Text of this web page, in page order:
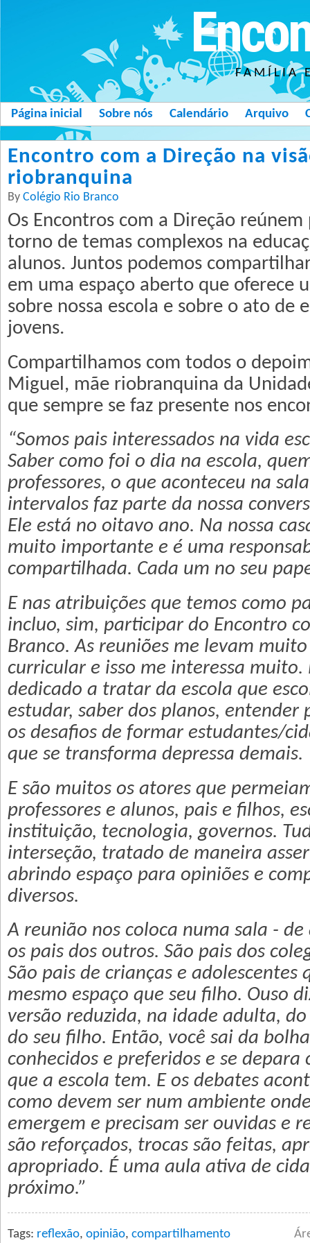
FAMÍLIA
Página inicial Sobre nós Calendário Arquivo
Encontro com a Direção na
riobranquina
By Colégio Rio Branco
Os Encontros com a Direção reúnem
torno de temas complexos na
alunos. Juntos podemos
em uma espaço aberto que oferece
sobre nossa escola e sobre o ato de
jovens.
Compartilhamos com todos o
Miguel, mãe riobranquina da
que sempre se faz presente nos
“Somos pais interessados na vida
Saber como foi o dia na escola,
professores, o que aconteceu na
intervalos faz parte da nossa
Ele está no oitavo ano. Na nossa
muito importante e é uma
compartilhada. Cada um no seu
E nas atribuições que temos como
incluo, sim, participar do Encontro
Branco. As reuniões me levam
curricular e isso me interessa muito.
dedicado a tratar da escola que
estudar, saber dos planos, entender
os desafios de formar estudantes/
que se transforma depressa demais.
E são muitos os atores que
professores e alunos, pais e filhos,
instituição, tecnologia, governos.
interseção, tratado de maneira
abrindo espaço para opiniões e
diversos.
A reunião nos coloca numa sala -
os pais dos outros. São pais dos
São pais de crianças e
mesmo espaço que seu filho. Ouso
versão reduzida, na idade adulta,
do seu filho. Então, você sai da
conhecidos e preferidos e se depara
que a escola tem. E os debates
como devem ser num ambiente
emergem e precisam ser ouvidas e
são reforçados, trocas são feitas,
apropriado. É uma aula ativa de
próximo.”
Tags: reflexão, opinião, compartilhamento